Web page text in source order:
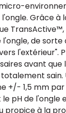
Grâce à
TransActive™,
de sorte
l'extérieur".
avant que
sain.
+/- 1,5 mm par
pH de l'ongle
propice à la